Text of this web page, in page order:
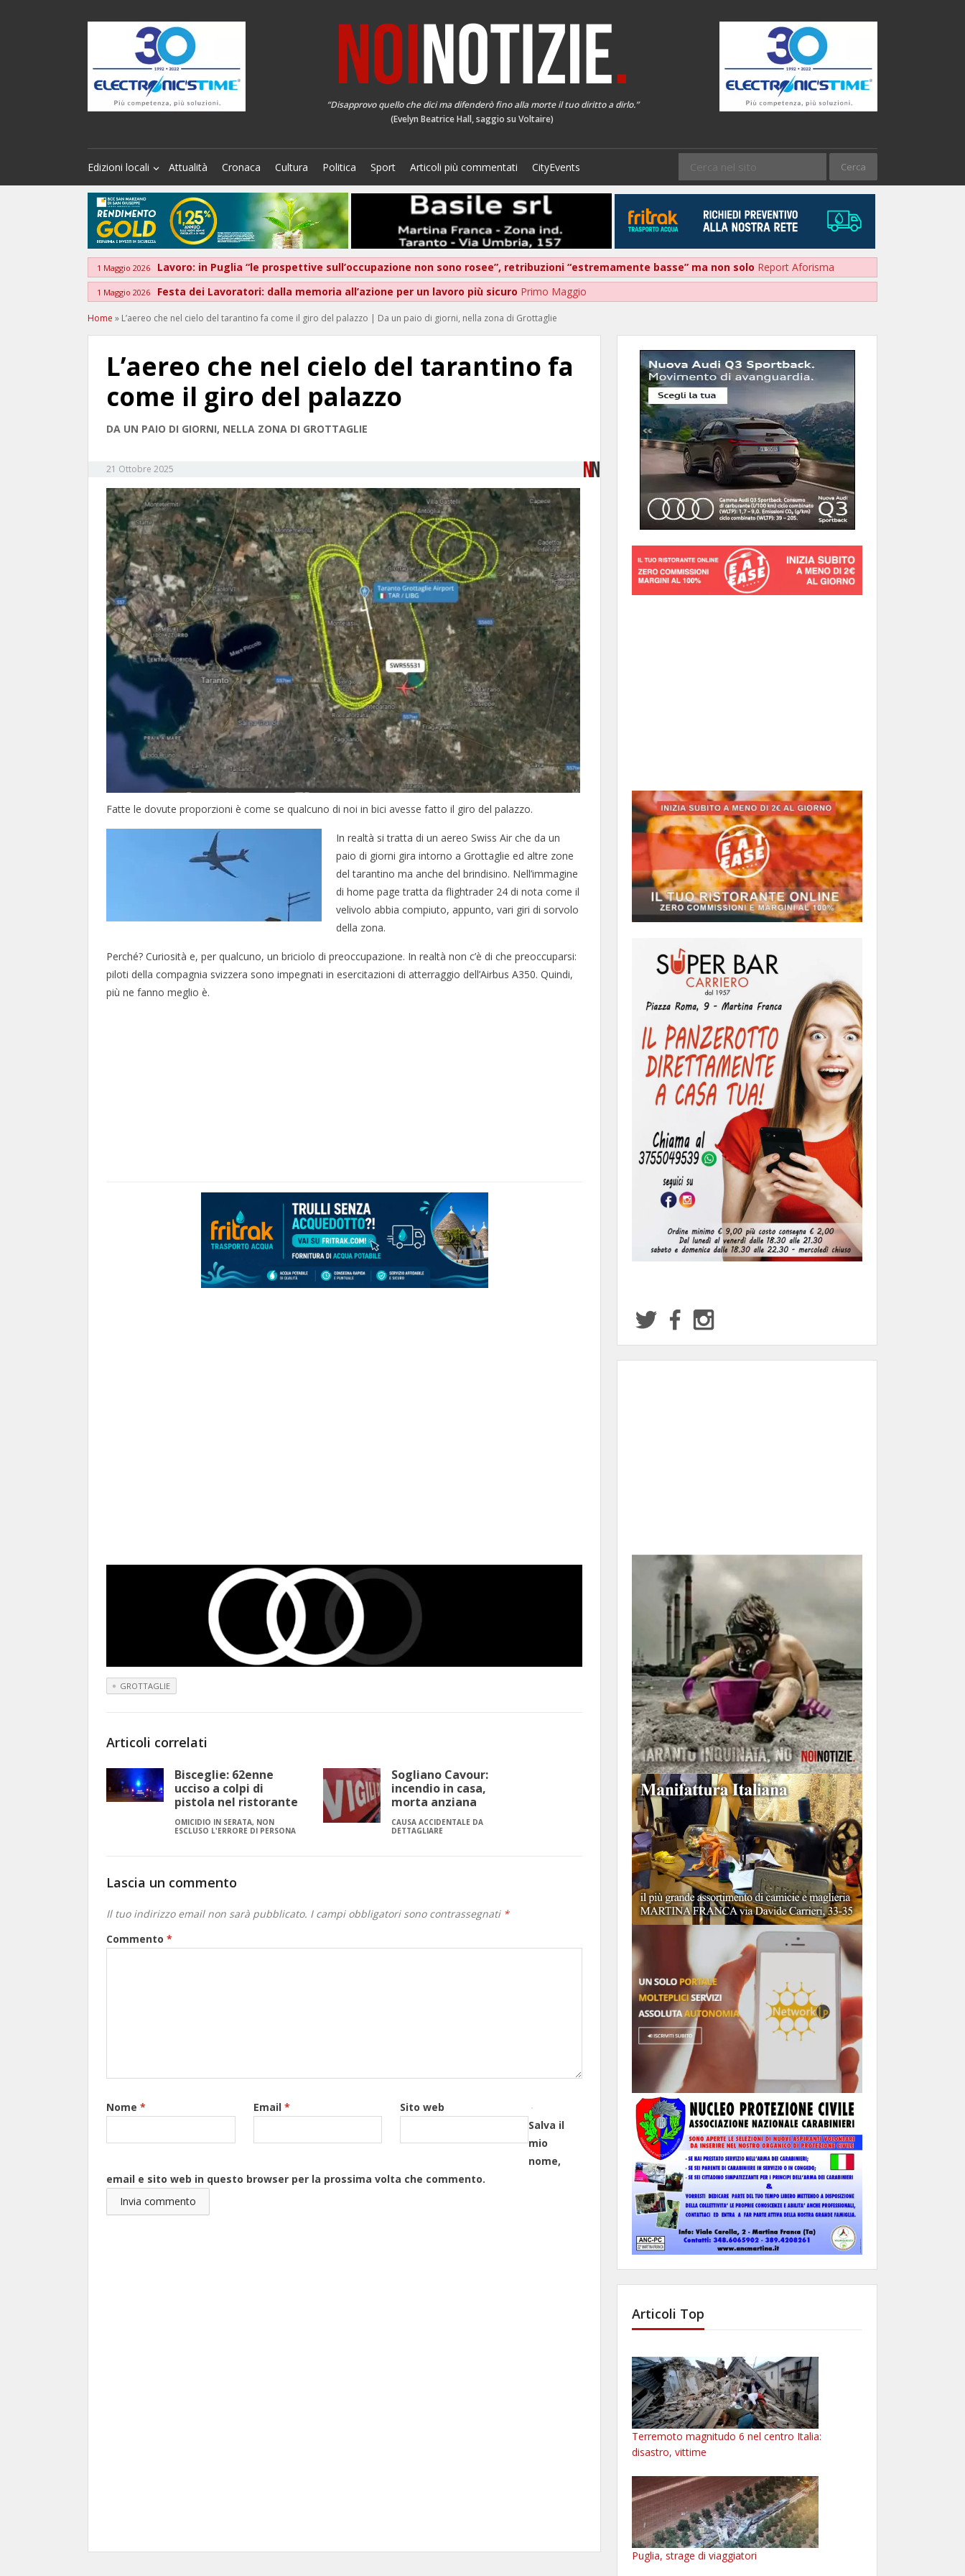
“Disapprovo quello che dici ma difenderò fino alla morte il tuo diritto a dirlo.”
(Evelyn Beatrice Hall, saggio su Voltaire)
Edizioni locali Attualità Cronaca Cultura Politica Sport Articoli più commentati CityEvents
1 Maggio 2026 Lavoro: in Puglia “le prospettive sull’occupazione non sono rosee”, retribuzioni “estremamente basse” ma non solo Report Aforisma
1 Maggio 2026 Festa dei Lavoratori: dalla memoria all’azione per un lavoro più sicuro Primo Maggio
Home » L’aereo che nel cielo del tarantino fa come il giro del palazzo | Da un paio di giorni, nella zona di Grottaglie
L’aereo che nel cielo del tarantino fa
come il giro del palazzo
DA UN PAIO DI GIORNI, NELLA ZONA DI GROTTAGLIE
21 Ottobre 2025
Fatte le dovute proporzioni è come se qualcuno di noi in bici avesse fatto il giro del palazzo.
In realtà si tratta di un aereo Swiss Air che da un
paio di giorni gira intorno a Grottaglie ed altre zone
del tarantino ma anche del brindisino. Nell’immagine
di home page tratta da flightrader 24 di nota come il
velivolo abbia compiuto, appunto, vari giri di sorvolo
della zona.
Perché? Curiosità e, per qualcuno, un briciolo di preoccupazione. In realtà non c’è di che preoccuparsi:
piloti della compagnia svizzera sono impegnati in esercitazioni di atterraggio dell’Airbus A350. Quindi,
più ne fanno meglio è.
GROTTAGLIE
Articoli correlati
Bisceglie: 62enne
ucciso a colpi di
pistola nel ristorante
OMICIDIO IN SERATA, NON
ESCLUSO L'ERRORE DI PERSONA
Sogliano Cavour:
incendio in casa,
morta anziana
CAUSA ACCIDENTALE DA
DETTAGLIARE
Lascia un commento
Il tuo indirizzo email non sarà pubblicato. I campi obbligatori sono contrassegnati *
Commento *
Nome * Email *
Sito web
Salva il
mio
nome,
email e sito web in questo browser per la prossima volta che commento.
Articoli Top
Terremoto magnitudo 6 nel centro Italia:
disastro, vittime
Puglia, strage di viaggiatori